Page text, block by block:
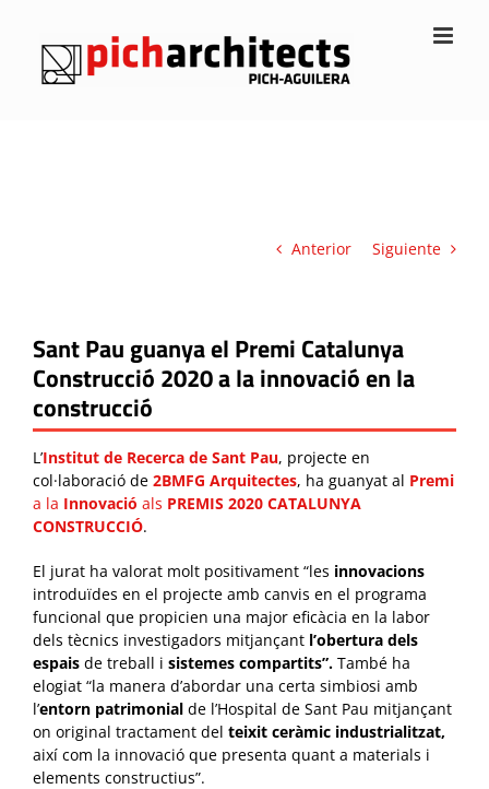
contenido
Anterior Siguiente
Sant Pau guanya el Premi Catalunya
Construcció 2020 a la innovació en la
construcció
L’Institut de Recerca de Sant Pau, projecte en
col·laboració de 2BMFG Arquitectes, ha guanyat al Premi
a la Innovació als PREMIS 2020 CATALUNYA
CONSTRUCCIÓ.
El jurat ha valorat molt positivament “les innovacions
introduïdes en el projecte amb canvis en el programa
funcional que propicien una major eficàcia en la labor
dels tècnics investigadors mitjançant l’obertura dels
espais de treball i sistemes compartits”. També ha
elogiat “la manera d’abordar una certa simbiosi amb
l’entorn patrimonial de l’Hospital de Sant Pau mitjançant
on original tractament del teixit ceràmic industrialitzat,
així com la innovació que presenta quant a materials i
elements constructius”.